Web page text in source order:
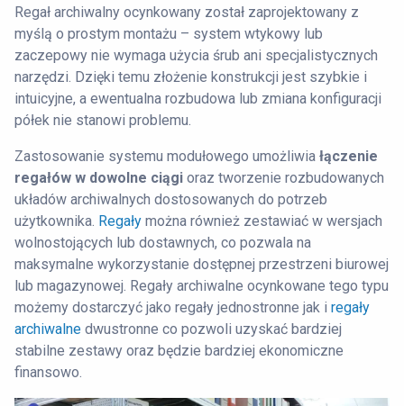
Regał archiwalny ocynkowany został zaprojektowany z
myślą o prostym montażu – system wtykowy lub
zaczepowy nie wymaga użycia śrub ani specjalistycznych
narzędzi. Dzięki temu złożenie konstrukcji jest szybkie i
intuicyjne, a ewentualna rozbudowa lub zmiana konfiguracji
półek nie stanowi problemu.
Zastosowanie systemu modułowego umożliwia łączenie
regałów w dowolne ciągi oraz tworzenie rozbudowanych
układów archiwalnych dostosowanych do potrzeb
użytkownika. Regały można również zestawiać w wersjach
wolnostojących lub dostawnych, co pozwala na
maksymalne wykorzystanie dostępnej przestrzeni biurowej
lub magazynowej. Regały archiwalne ocynkowane tego typu
możemy dostarczyć jako regały jednostronne jak i regały
archiwalne dwustronne co pozwoli uzyskać bardziej
stabilne zestawy oraz będzie bardziej ekonomiczne
finansowo.